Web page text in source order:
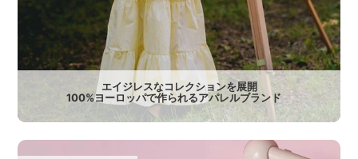
エイジレスなコレクションを展開
100%ヨーロッパで作られるアパレルブランド